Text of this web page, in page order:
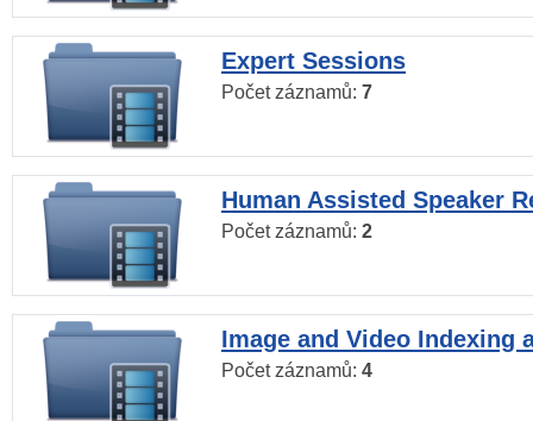
Expert Sessions
Počet záznamů: 7
Human Assisted Speaker
Počet záznamů: 2
Image and Video Indexing
Počet záznamů: 4